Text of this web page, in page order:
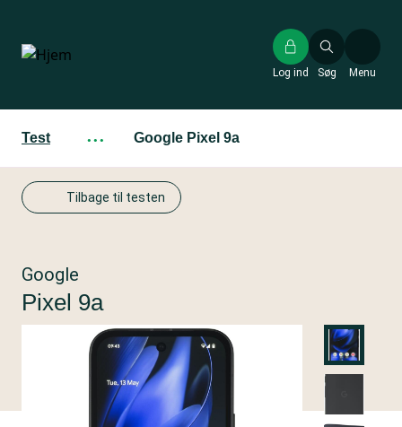
hovedindhold
Søg
Log ind Menu
Test ··· Google Pixel 9a
Tilbage til testen
Google
Pixel 9a